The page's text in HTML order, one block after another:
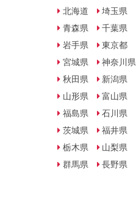
北海道
青森県
岩手県
宮城県
秋田県
山形県
福島県
茨城県
栃木県
群馬県
埼玉県
千葉県
東京都
神奈川県
新潟県
富山県
石川県
福井県
山梨県
長野県